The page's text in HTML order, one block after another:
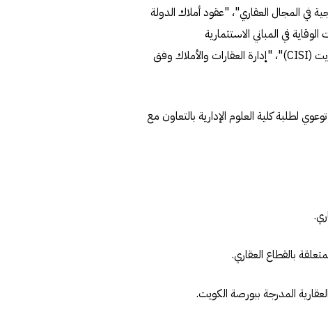
في المجال العقاري"، "عقود أملاك الدولة
في المباني الاستثمارية
والتجارية"،"قوانين ولوائح هيئة أسواق المال في دولة الكويت (CISI)"، "إدارة العقارات والأملاك وفق
لطلبة كلية العلوم الإدارية بالتعاون مع
بالقطاع العقاري.
المدرجة ببورصة الكويت.